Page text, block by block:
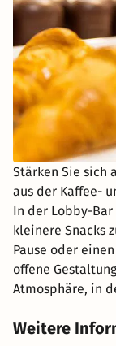
Stärken Sie sich
aus der Kaffee-
In der Lobby-
kleinere Snacks
Pause oder
offene
Atmosphäre, in
Weitere